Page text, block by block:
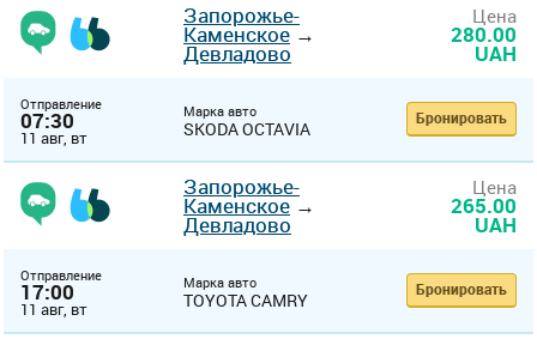
Запорожье-
Каменское→
Девладово
Цена
280.00
UAH
Отправление
07:30
11 авг, вт
Марка авто
SKODA OCTAVIA Бронировать
Запорожье-
Каменское→
Девладово
Цена
265.00
UAH
Отправление
17:00
11 авг, вт
Марка авто
TOYOTA CAMRY Бронировать